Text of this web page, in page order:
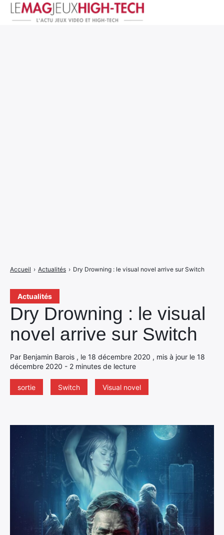
Actualités
Dry Drowning : le visual
novel arrive sur Switch
Par Benjamin Barois , le 18 décembre 2020 , mis à jour le 18
décembre 2020 - 2 minutes de lecture
sortie Switch Visual novel
Accueil › Actualités › Dry Drowning : le visual novel arrive sur Switch